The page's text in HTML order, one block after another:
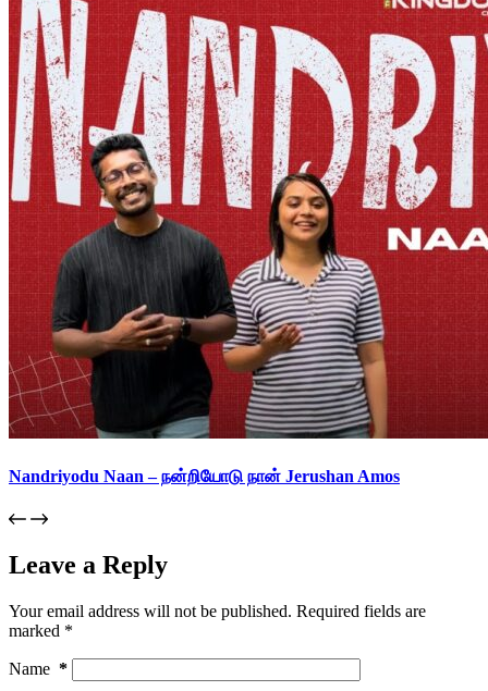
Nandriyodu Naan – நன்றியோடு நான் Jerushan Amos
Leave a Reply
Your email address will not be published. Required fields are
marked *
Name *